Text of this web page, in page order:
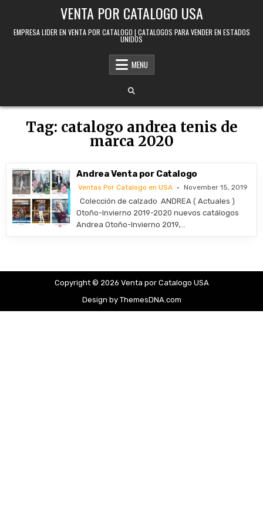
VENTA POR CATALOGO USA
EMPRESA LIDER EN VENTA POR CATALOGO | CATALOGOS PARA VENDER EN ESTADOS
UNIDOS
MENU
Tag: catalogo andrea tenis de
marca 2020
Andrea Venta por Catalogo
Ventas Por Catalogo en USA November 15, 2019
Colección de calzado ANDREA ( Actuales )
Otoño-Invierno 2019-2020 nuevos catálogos
Andrea Otoño-Invierno 2019,…
Copyright © 2026 Venta por Catalogo USA
Design by ThemesDNA.com